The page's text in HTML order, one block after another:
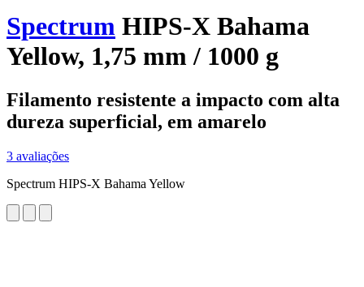
Spectrum HIPS-X Bahama
Yellow, 1,75 mm / 1000 g
Filamento resistente a impacto com alta
dureza superficial, em amarelo
3 avaliações
Spectrum HIPS-X Bahama Yellow